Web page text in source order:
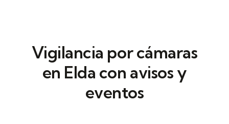
Vigilancia por cámaras
en Elda con avisos y
eventos